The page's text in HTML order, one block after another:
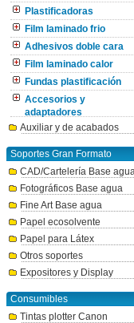
Plastificadoras
Film laminado frio
Adhesivos doble cara
Film laminado calor
Fundas plastificación
Accesorios y
adaptadores
Auxiliar y de acabados
Soportes Gran Formato
CAD/Cartelería Base
Fotográficos Base agua
Fine Art Base agua
Papel ecosolvente
Papel para Látex
Otros soportes
Expositores y Display
Consumibles
Tintas plotter Canon